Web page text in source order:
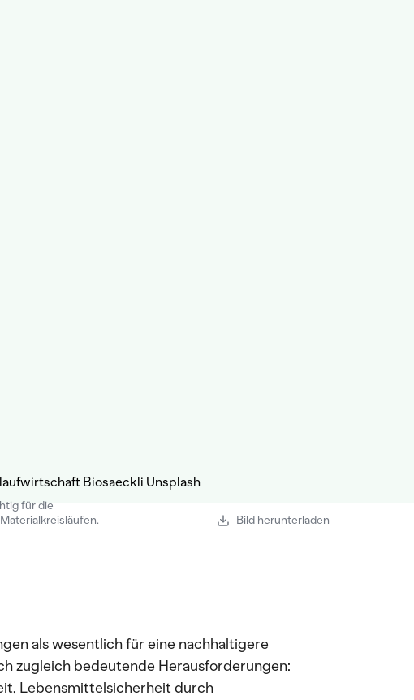
für die
Bild herunterladen
als wesentlich für eine nachhaltigere
zugleich bedeutende Herausforderungen:
Lebensmittelsicherheit durch